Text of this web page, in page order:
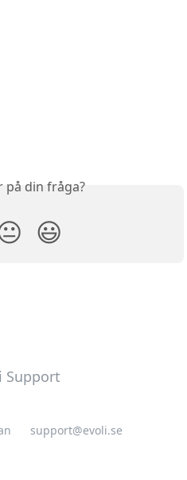
på din fråga?
😃
support@evoli.se